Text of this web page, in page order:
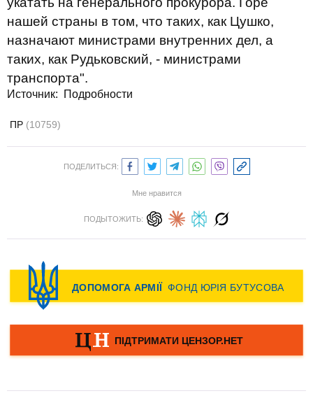
нашей страны в том, что таких, как Цушко,
назначают министрами внутренних дел, а
таких, как Рудьковский, - министрами
транспорта".
Источник: Подробности
ПР (10759)
ПОДЕЛИТЬСЯ:
Мне нравится
ПОДЫТОЖИТЬ: